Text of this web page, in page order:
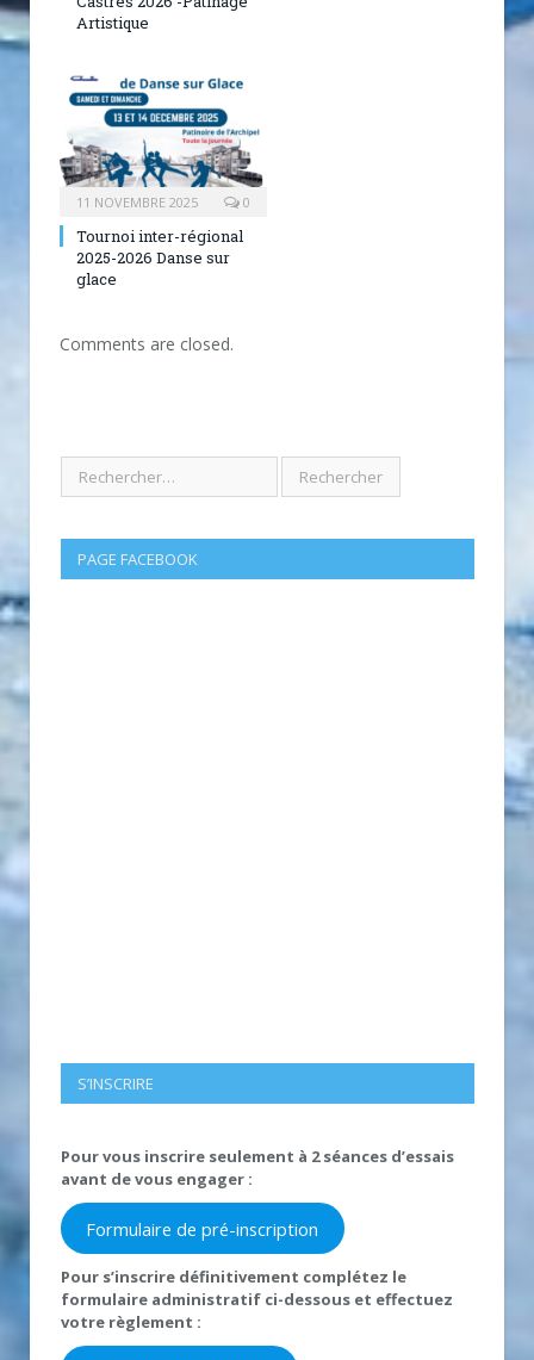
Artistique
11 NOVEMBRE 2025 0
Tournoi inter-régional
2025-2026 Danse sur
glace
Comments are closed.
PAGE FACEBOOK
S’INSCRIRE
Pour vous inscrire seulement à 2 séances d’essais
avant de vous engager :
Formulaire de pré-inscription
Pour s’inscrire définitivement complétez le
formulaire administratif ci-dessous et effectuez
votre règlement :